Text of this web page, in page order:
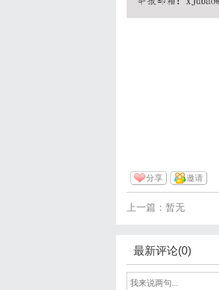
分享 邀请
上一篇：暂无
最新评论(0)